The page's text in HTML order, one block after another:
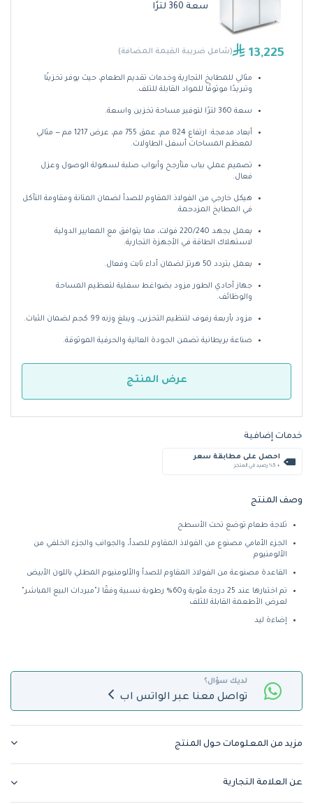
سعة 360 لترًا
13,225 (شامل ضريبة القيمة المضافة)
مثالي للمطابخ التجارية وخدمات تقديم الطعام، حيث يوفر تخزينًا
وتبريدًا موثوقًا للمواد القابلة للتلف.
سعة 360 لترًا لتوفير مساحة تخزين واسعة.
أبعاد مدمجة: ارتفاع 824 مم، عمق 755 مم، عرض 1217 مم — مثالي
لمعظم المساحات أسفل الطاولات.
تصميم عملي بباب متأرجح وأبواب صلبة لسهولة الوصول وعزل
فعال.
هيكل خارجي من الفولاذ المقاوم للصدأ لضمان المتانة ومقاومة التآكل
في المطابخ المزدحمة.
يعمل بجهد 220/240 فولت، مما يتوافق مع المعايير الدولية
لاستهلاك الطاقة في الأجهزة التجارية.
يعمل بتردد 50 هرتز لضمان أداء ثابت وفعال.
جهاز أحادي الطور مزود بضواغط سفلية لتعظيم المساحة
والوظائف.
مزود بأربعة رفوف لتنظيم التخزين، ويبلغ وزنه 99 كجم لضمان الثبات.
صناعة بريطانية تضمن الجودة العالية والحرفية الموثوقة.
عرض المنتج
خدمات إضافية
احصل على مطابقة سعر
+ %5 رصيد في المتجر
وصف المنتج
ثلاجة طعام توضع تحت الأسطح
الجزء الأمامي مصنوع من الفولاذ المقاوم للصدأ، والجوانب والجزء الخلفي من
الألومنيوم
القاعدة مصنوعة من الفولاذ المقاوم للصدأ والألومنيوم المطلي باللون الأبيض
تم اختبارها عند 25 درجة مئوية و60% رطوبة نسبية وفقًا لـ"مبردات البيع المباشر"
لعرض الأطعمة القابلة للتلف
إضاءة ليد
لديك سؤال؟
تواصل معنا عبر الواتس اب
مزيد من المعلومات حول المنتج
عن العلامة التجارية